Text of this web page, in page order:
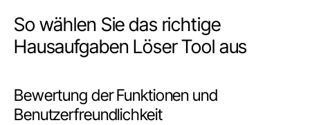
So wählen Sie das richtige
Hausaufgaben Löser Tool aus
Bewertung der Funktionen und
Benutzerfreundlichkeit